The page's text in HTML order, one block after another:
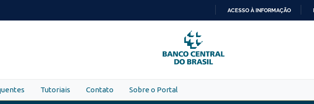
PARA
O
CONTEÚDO
ACESSO À INFORMAÇÃO
Tutoriais Contato Sobre o Portal